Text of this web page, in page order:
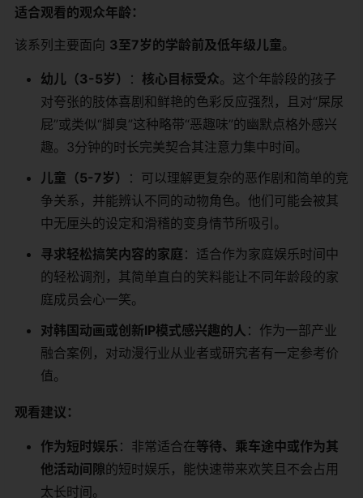
适合观看的观众年龄：
该系列主要面向 3至7岁的学龄前及低年级儿童。
幼儿（3-5岁） ： 核心目标受众。这个年龄段的孩子
对夸张的肢体喜剧和鲜艳的色彩反应强烈，且对“屎尿
屁”或类似“脚臭”这种略带“恶趣味”的幽默点格外感兴
趣。3分钟的时长完美契合其注意力集中时间。
儿童（5-7岁）
：可以理解更复杂的恶作剧和简单的竞
争关系，并能辨认不同的动物角色。他们可能会被其
中无厘头的设定和滑稽的变身情节所吸引。
寻求轻松搞笑内容的家庭 ：适合作为家庭娱乐时间中
的轻松调剂，其简单直白的笑料能让不同年龄段的家
庭成员会心一笑。
对韩国动画或创新IP模式感兴趣的人 ：作为一部产业
融合案例，对动漫行业从业者或研究者有一定参考价
值。
观看建议：
作为短时娱乐 ：非常适合在等待、乘车途中或作为其
他活动间隙的短时娱乐，能快速带来欢笑且不会占用
太长时间。